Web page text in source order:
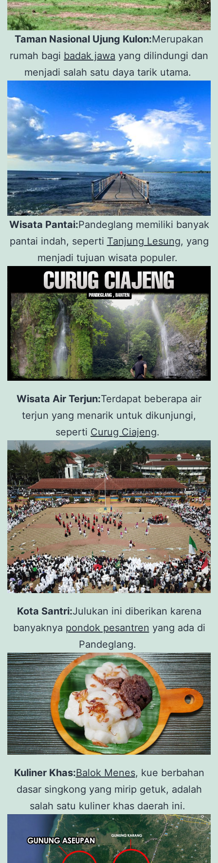
Taman Nasional Ujung Kulon:Merupakan
rumah bagi badak jawa yang dilindungi dan
menjadi salah satu daya tarik utama.
Wisata Pantai:Pandeglang memiliki banyak
pantai indah, seperti Tanjung Lesung, yang
menjadi tujuan wisata populer.
Wisata Air Terjun:Terdapat beberapa air
terjun yang menarik untuk dikunjungi,
seperti Curug Ciajeng.
Kota Santri:Julukan ini diberikan karena
banyaknya pondok pesantren yang ada di
Pandeglang.
Kuliner Khas:Balok Menes, kue berbahan
dasar singkong yang mirip getuk, adalah
salah satu kuliner khas daerah ini.